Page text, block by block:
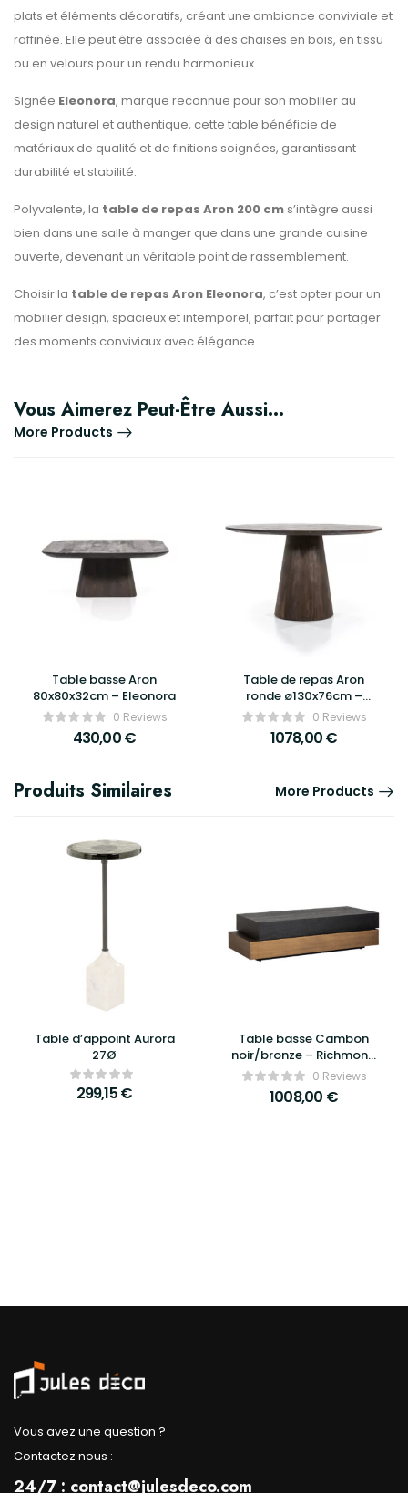
plats et éléments décoratifs, créant une ambiance conviviale et
raffinée. Elle peut être associée à des chaises en bois, en tissu
ou en velours pour un rendu harmonieux.
Signée Eleonora, marque reconnue pour son mobilier au
design naturel et authentique, cette table bénéficie de
matériaux de qualité et de finitions soignées, garantissant
durabilité et stabilité.
Polyvalente, la table de repas Aron 200 cm s’intègre aussi
bien dans une salle à manger que dans une grande cuisine
ouverte, devenant un véritable point de rassemblement.
Choisir la table de repas Aron Eleonora, c’est opter pour un
mobilier design, spacieux et intemporel, parfait pour partager
des moments conviviaux avec élégance.
Vous Aimerez Peut-Être Aussi…
More Products
Table basse Aron
80x80x32cm – Eleonora
0 Reviews
430,00€
Table de repas Aron
ronde ø130x76cm –
Eleonora0 Reviews
1078,00€
Produits Similaires More Products
Table d’appoint Aurora
27Ø
299,15€
Table basse Cambon
noir/bronze – Richmond
Interiors0 Reviews
1008,00 €
Vous avez une question ?
Contactez nous :
24/7 : contact@julesdeco.com